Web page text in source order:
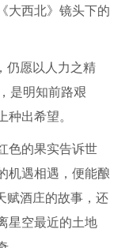
大西北》镜头下的
仍愿以人力之精
是明知前路艰
出希望。
色的果实告诉世
机遇相遇，便能酿
赋酒庄的故事，还
星空最近的土地